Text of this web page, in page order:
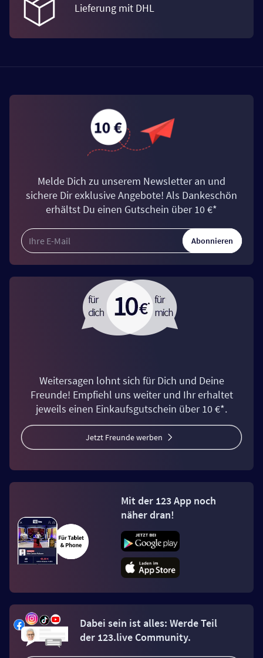
Lieferung mit DHL
Melde Dich zu unserem Newsletter an und
sichere Dir exklusive Angebote! Als Dankeschön
erhältst Du einen Gutschein über 10 €*
Abonnieren
Weitersagen lohnt sich für Dich und Deine
Freunde! Empfiehl uns weiter und Ihr erhaltet
jeweils einen Einkaufsgutschein über 10 €*.
Jetzt Freunde werben
Mit der 123 App noch
näher dran!
Dabei sein ist alles: Werde Teil
der 123.live Community.